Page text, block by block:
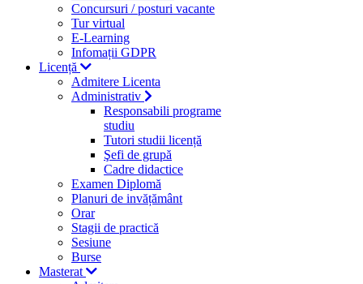
Concursuri / posturi vacante
Tur virtual
E-Learning
Infomații GDPR
Licență
Admitere Licenta
Administrativ
Responsabili programe
studiu
Tutori studii licență
Şefi de grupă
Cadre didactice
Examen Diplomă
Planuri de invățământ
Orar
Stagii de practică
Sesiune
Burse
Masterat